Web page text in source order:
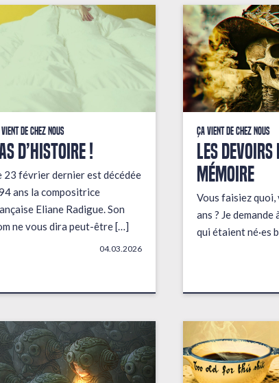
vient de chez nous
D’HISTOIRE !
23 février dernier est décédée
ans la compositrice
Eliane Radigue. Son
ne vous dira peut-être […]
04.03.2026
Ça vient de chez nous
LES DEVOIRS
MÉMOIRE
Vous faisiez quoi,
ans ? Je demande
qui étaient né·es